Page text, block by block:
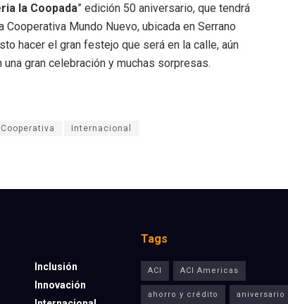
la Coopada” edición 50 aniversario, que tendrá
Mundo Nuevo, ubicada en Serrano
hacer el gran festejo que será en la calle, aún
gran celebración y muchas sorpresas.
Internacional
Inclusión
Innovación
Tags
ACI ACI Americas
ahorro y crédito aniversario